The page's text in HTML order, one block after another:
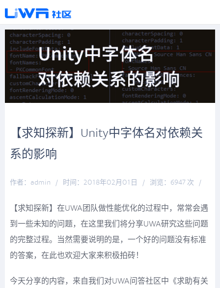
【求知探新】Unity中字体名对依赖关
系的影响
作者：admin / 时间：2018年02月01日 / 浏览：6947 次
/
【求知探新】在UWA团队做性能优化的过程中，常常会遇
到一些未知的问题，在这里我们将分享UWA研究这些问题
的完整过程。当然需要说明的是，一个好的问题没有标准
的答案，在此也欢迎大家来积极拍砖！
今天分享的内容，来自我们对UWA问答社区中《求助有关